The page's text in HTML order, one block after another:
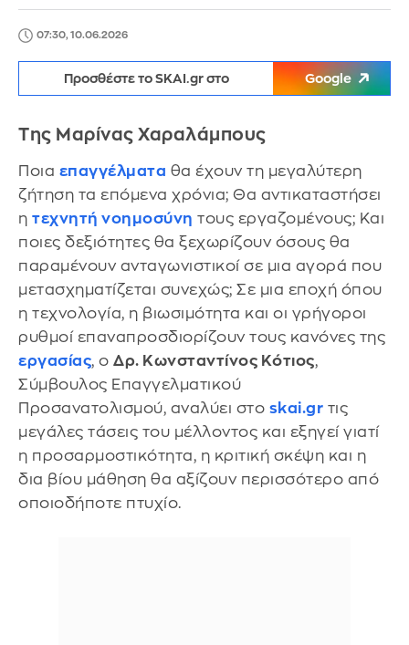
07:30, 10.06.2026
Προσθέστε το SKAI.gr στο Google
Της Μαρίνας Χαραλάμπους
Ποια επαγγέλματα θα έχουν τη μεγαλύτερη
ζήτηση τα επόμενα χρόνια; Θα αντικαταστήσει
η τεχνητή νοημοσύνη τους εργαζομένους; Και
ποιες δεξιότητες θα ξεχωρίζουν όσους θα
παραμένουν ανταγωνιστικοί σε μια αγορά που
μετασχηματίζεται συνεχώς; Σε μια εποχή όπου
η τεχνολογία, η βιωσιμότητα και οι γρήγοροι
ρυθμοί επαναπροσδιορίζουν τους κανόνες της
εργασίας, ο Δρ. Κωνσταντίνος Κότιος,
Σύμβουλος Επαγγελματικού
Προσανατολισμού, αναλύει στο skai.gr τις
μεγάλες τάσεις του μέλλοντος και εξηγεί γιατί
η προσαρμοστικότητα, η κριτική σκέψη και η
δια βίου μάθηση θα αξίζουν περισσότερο από
οποιοδήποτε πτυχίο.